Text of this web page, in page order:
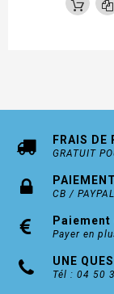
FRAIS DE
GRATUIT
CB / PAYPAL
Payer en
UNE
Tél : 04 50